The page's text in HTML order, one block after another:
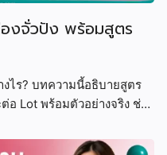
งจั่วปัง พร้อมสูตร
ไร? บทความนี้อธิบายสูตร
Lot พร้อมตัวอย่างจริง ช่วย